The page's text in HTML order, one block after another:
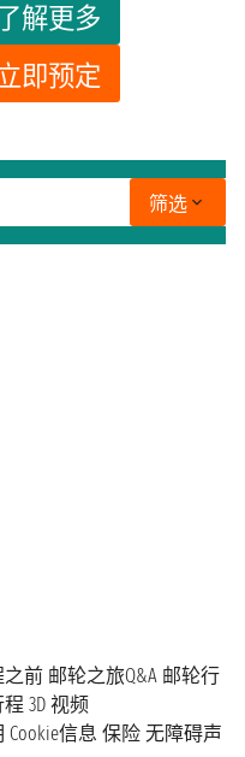
解更多
即预定
筛选
之前 邮轮之旅Q&A 邮轮行
程 3D 视频
Cookie信息 保险 无障碍声